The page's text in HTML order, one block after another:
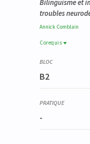
Bilinguisme et
troubles
Annick Comblain
Corequis
Stage en
B2
-